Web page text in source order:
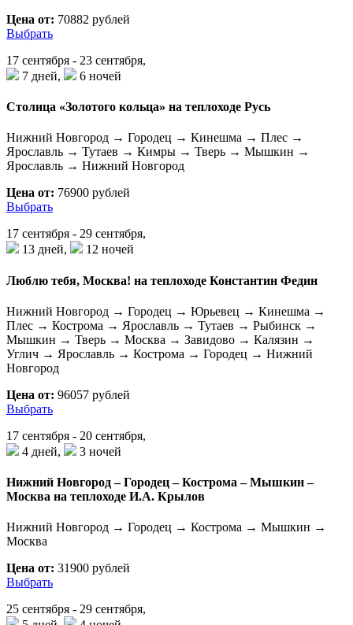
Цена от: 70882 рублей
Выбрать
17 сентября - 23 сентября,
7 дней,
6 ночей
Столица «Золотого кольца» на теплоходе Русь
Нижний Новгород → Городец → Кинешма → Плес →
Ярославль → Тутаев → Кимры → Тверь → Мышкин →
Ярославль → Нижний Новгород
Цена от: 76900 рублей
Выбрать
17 сентября - 29 сентября,
13 дней,
12 ночей
Люблю тебя, Москва! на теплоходе Константин Федин
Нижний Новгород → Городец → Юрьевец → Кинешма →
Плес → Кострома → Ярославль → Тутаев → Рыбинск →
Мышкин → Тверь → Москва → Завидово → Калязин →
Углич → Ярославль → Кострома → Городец → Нижний
Новгород
Цена от: 96057 рублей
Выбрать
17 сентября - 20 сентября,
4 дней,
3 ночей
Нижний Новгород – Городец – Кострома – Мышкин –
Москва на теплоходе И.А. Крылов
Нижний Новгород → Городец → Кострома → Мышкин →
Москва
Цена от: 31900 рублей
Выбрать
25 сентября - 29 сентября,